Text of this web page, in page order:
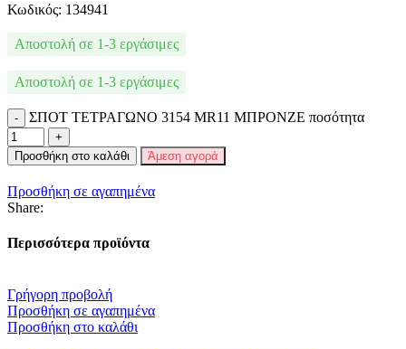
Κωδικός: 134941
Αποστολή σε 1-3 εργάσιμες
Αποστολή σε 1-3 εργάσιμες
ΣΠΟΤ ΤΕΤΡΑΓΩΝΟ 3154 MR11 ΜΠΡΟΝΖΕ ποσότητα
Προσθήκη στο καλάθι Άμεση αγορά
Προσθήκη σε αγαπημένα
Share:
Περισσότερα προϊόντα
Γρήγορη προβολή
Προσθήκη σε αγαπημένα
Προσθήκη στο καλάθι